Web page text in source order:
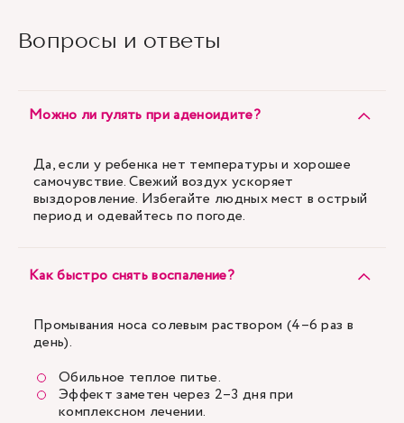
Вопросы и ответы
Можно ли гулять при аденоидите?
Да, если у ребенка нет температуры и хорошее
самочувствие. Свежий воздух ускоряет
выздоровление. Избегайте людных мест в острый
период и одевайтесь по погоде.
Как быстро снять воспаление?
Промывания носа солевым раствором (4–6 раз в
день).
Обильное теплое питье.
Эффект заметен через 2–3 дня при
комплексном лечении.